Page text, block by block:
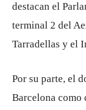
destacan el
terminal 2 del
Tarradellas y el
Por su parte, el
Barcelona como